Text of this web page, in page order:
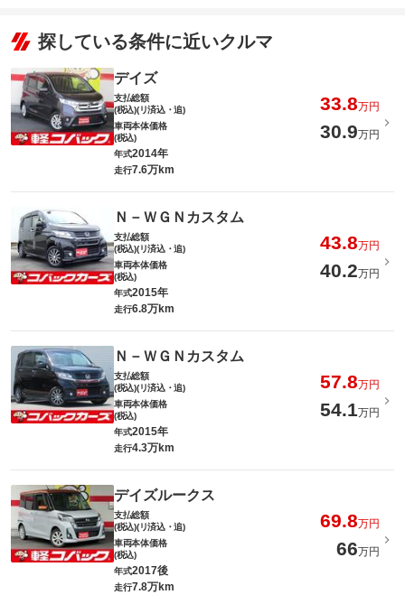
探している条件に近いクルマ
デイズ
支払総額
(税込)(リ済込・追)
33.8万円
車両本体価格
(税込)
30.9万円
年式2014年
走行7.6万km
Ｎ－ＷＧＮカスタム
支払総額
(税込)(リ済込・追)
43.8万円
車両本体価格
(税込)
40.2万円
年式2015年
走行6.8万km
Ｎ－ＷＧＮカスタム
支払総額
(税込)(リ済込・追)
57.8万円
車両本体価格
(税込)
54.1万円
年式2015年
走行4.3万km
デイズルークス
支払総額
(税込)(リ済込・追)
69.8万円
車両本体価格
(税込)
66万円
年式2017後
走行7.8万km